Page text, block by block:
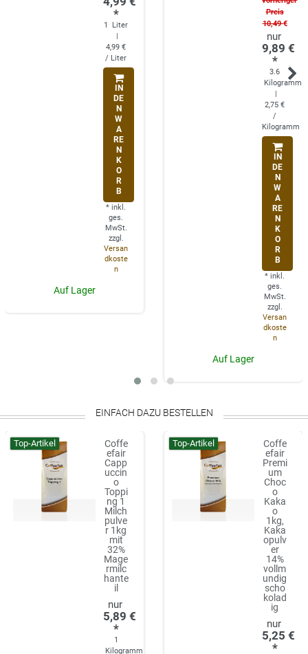
*
1
Liter
4,99 €
/ Liter
IN
DE
N
W
A
RE
N
K
O
R
B
* inkl.
ges.
MwSt.
zzgl.
Versan
dkoste
n
Auf Lager
Preis
10,49 €
9,89 €
*
3.6
Kilogramm
2,75 €
/
Kilogramm
IN
DE
N
W
A
RE
N
K
O
R
B
* inkl.
ges.
MwSt.
zzgl.
Versan
dkoste
n
Auf Lager
EINFACH DAZU BESTELLEN
Top-Artikel
Coffe
efair
Capp
uccin
o
Toppi
ng 1
Milch
pulve
r 1kg
mit
32%
Mage
rmilc
hante
il
5,89 €
*
1
Kilogramm
Top-Artikel
Coffe
efair
Premi
um
Choc
o
Kaka
o
1kg,
Kaka
opulv
er
14%
vollm
undig
scho
kolad
ig
5,25 €
*